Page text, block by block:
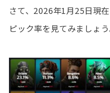
さて、2026年1月25日現
ピック率を見てみましょう